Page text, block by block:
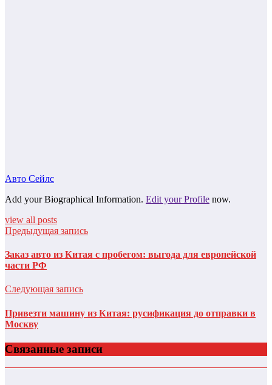
Авто Сейлс
Add your Biographical Information. Edit your Profile now.
view all posts
Предыдущая запись
Заказ авто из Китая с пробегом: выгода для европейской
части РФ
Следующая запись
Привезти машину из Китая: русификация до отправки в
Москву
Связанные записи